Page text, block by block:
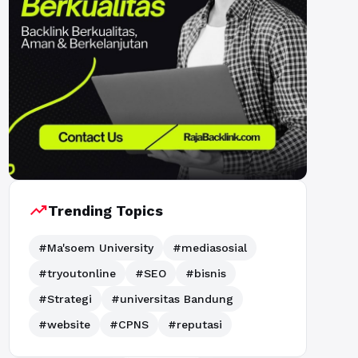
trending_upTrending Topics
#Ma'soem University
#mediasosial
#tryoutonline
#SEO
#bisnis
#Strategi
#universitas Bandung
#website
#CPNS #reputasi